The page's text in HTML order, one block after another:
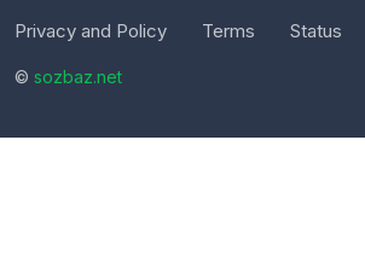
Privacy and Policy Terms Status
© sozbaz.net